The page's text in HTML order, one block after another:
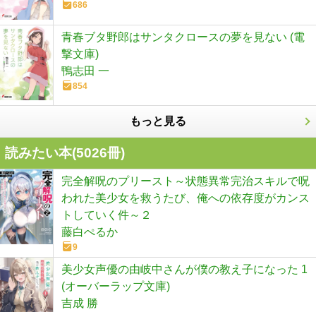
686
青春ブタ野郎はサンタクロースの夢を見ない (電
撃文庫)
鴨志田 一
854
もっと見る
読みたい本(5026冊)
完全解呪のプリースト～状態異常完治スキルで呪
われた美少女を救うたび、俺への依存度がカンス
トしていく件～２
藤白ぺるか
9
美少女声優の由岐中さんが僕の教え子になった 1
(オーバーラップ文庫)
吉成 勝